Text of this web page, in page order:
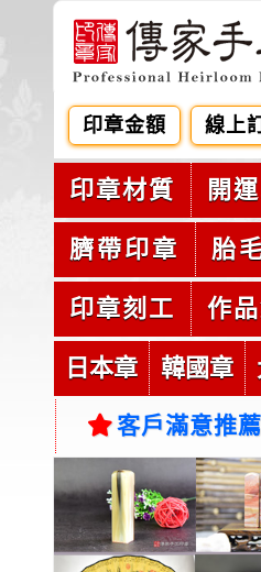
印章金額 線上
印章材質 開
臍帶印章 胎
印章刻工 作
日本章 韓國章
客戶滿意推薦